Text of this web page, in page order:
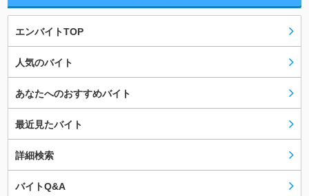
エンバイトTOP
人気のバイト
あなたへのおすすめバイト
最近見たバイト
詳細検索
バイトQ&A